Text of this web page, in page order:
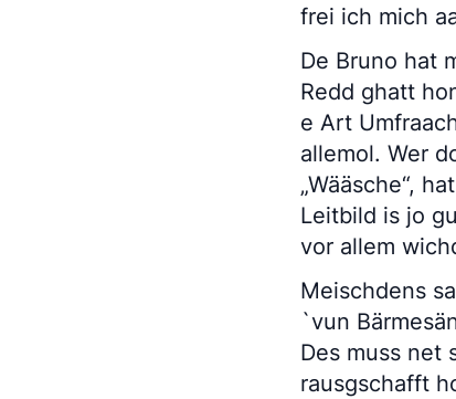
frei ich mich
De Bruno hat
Redd ghatt
e Art
allemol. Wer
„Wääsche“,
Leitbild is jo
vor allem
Meischdens
`vun
Des muss net
rausgschafft